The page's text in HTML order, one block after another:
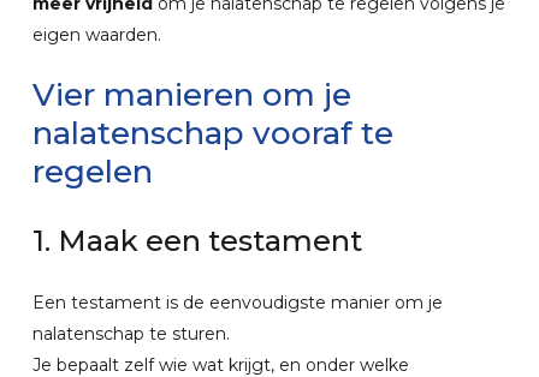
eigen waarden.
Vier manieren om je
nalatenschap vooraf te
regelen
1. Maak een testament
Een testament is de eenvoudigste manier om je
nalatenschap te sturen.
Je bepaalt zelf wie wat krijgt, en onder welke